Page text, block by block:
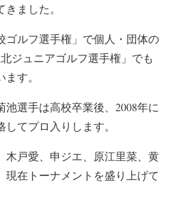
ました。
ゴルフ選手権」で個人・団体の
ジュニアゴルフ選手権」でも
ます。
選手は高校卒業後、 2008年に
てプロ入りします。
木戸愛、申ジエ、原江里菜、黄
現在トーナメントを盛り上げて